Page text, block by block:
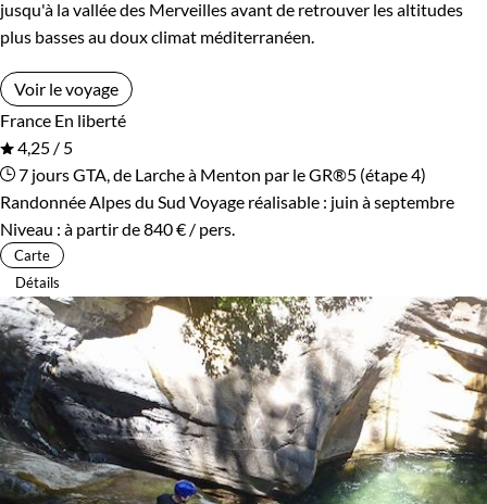
jusqu'à la vallée des Merveilles avant de retrouver les altitudes
plus basses au doux climat méditerranéen.
Voir le voyage
France En liberté
4,25 / 5
7 joursGTA, de Larche à Menton par le GR®5 (étape 4)
Randonnée Alpes du Sud Voyage réalisable : juin à septembre
Niveau : à partir de840 € / pers.
Carte
Détails